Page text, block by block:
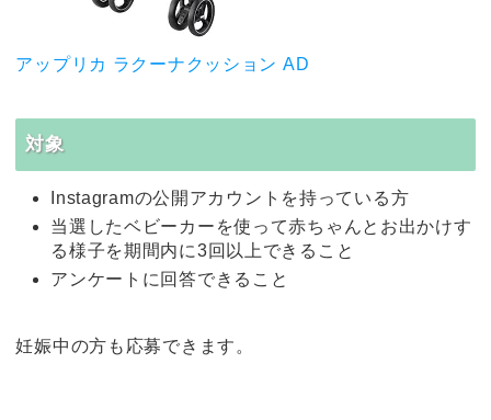
アップリカ ラクーナクッション AD
対象
Instagramの公開アカウントを持っている方
当選したベビーカーを使って赤ちゃんとお出かけす
る様子を期間内に3回以上できること
アンケートに回答できること
妊娠中の方も応募できます。